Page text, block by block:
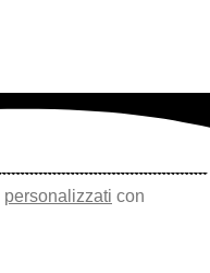
personalizzati con